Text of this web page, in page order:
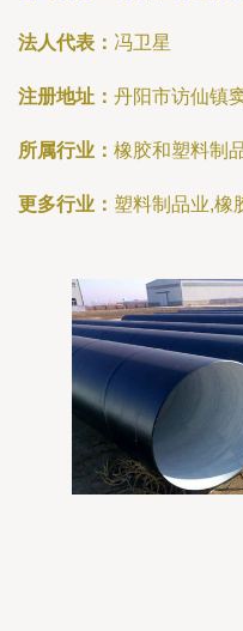
法人代表： 冯卫星
注册地址： 丹阳市访仙镇
所属行业： 橡胶和塑料制
更多行业： 塑料制品业,橡